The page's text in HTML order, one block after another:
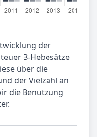
der
B-Hebesätze
über die
der Vielzahl an
die Benutzung